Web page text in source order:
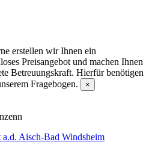
erstellen wir Ihnen ein
Preisangebot und machen Ihnen
Betreuungskraft. Hierfür benötigen
Fragebogen.
×
a.d. Aisch-Bad Windsheim